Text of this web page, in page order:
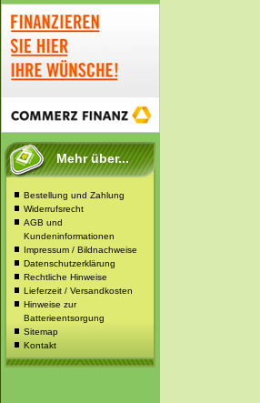
Mehr über...
Bestellung und Zahlung
Widerrufsrecht
AGB und
Kundeninformationen
Impressum / Bildnachweise
Datenschutzerklärung
Rechtliche Hinweise
Lieferzeit / Versandkosten
Hinweise zur
Batterieentsorgung
Sitemap
Kontakt